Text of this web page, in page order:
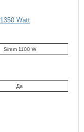
Watt
Sirem 1100 W
Да